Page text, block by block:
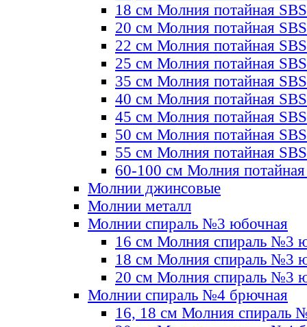
18 см Молния потайная SBS
20 см Молния потайная SBS
22 см Молния потайная SBS
25 см Молния потайная SBS
35 см Молния потайная SBS
40 см Молния потайная SBS
45 см Молния потайная SBS
50 см Молния потайная SBS
55 см Молния потайная SBS
60-100 см Молния
Молнии джинсовые
Молнии металл
Молнии спираль №3 юбочная
16 см Молния спираль №3
18 см Молния спираль №3
20 см Молния спираль №3
Молнии спираль №4 брючная
16, 18 см Молния спираль